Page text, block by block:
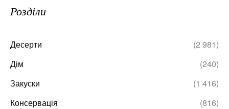
Розділи
Десерти
(2 981)
Дім
(240)
Закуски
(1 416)
Консервація
(816)